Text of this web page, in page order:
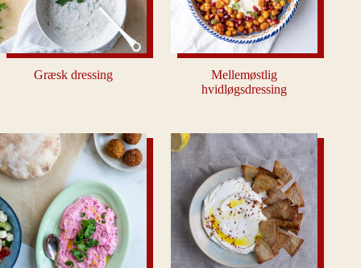
Græsk dressing
Mellemøstlig
hvidløgsdressing